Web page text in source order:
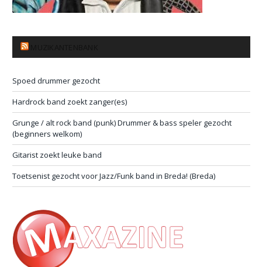
Spoed drummer gezocht
Hardrock band zoekt zanger(es)
Grunge / alt rock band (punk) Drummer & bass speler gezocht
(beginners welkom)
Gitarist zoekt leuke band
Toetsenist gezocht voor Jazz/Funk band in Breda! (Breda)